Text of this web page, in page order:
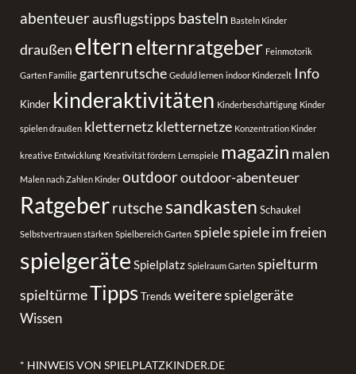
abenteuerausflugstipps basteln Basteln Kinder
draußen eltern elternratgeber Feinmotorik
Garten Familie gartenrutsche Geduld lernen indoor Kinderzelt Info
Kinder kinderaktivitäten Kinderbeschäftigung Kinder
spielen draußen kletternetzkletternetze Konzentration Kinder
kreative Entwicklung Kreativität fördern Lernspiele magazin malen
Malen nach Zahlen Kinder outdooroutdoor-abenteuer
Ratgeberrutschesandkasten Schaukel
Selbstvertrauen stärken Spielbereich Garten spielespiele im freien
spielgeräte Spielplatz Spielraum Garten spielturm
spieltürmeTippsTrends weitere spielgeräte
Wissen
* HINWEIS VON SPIELPLATZKINDER.DE